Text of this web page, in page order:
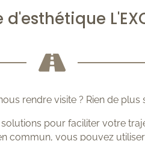

rendre visite ? Rien de plus
pour faciliter votre
commun, vous pouvez utiliser